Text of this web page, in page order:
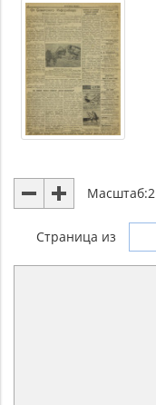
Масштаб:2
Страница из